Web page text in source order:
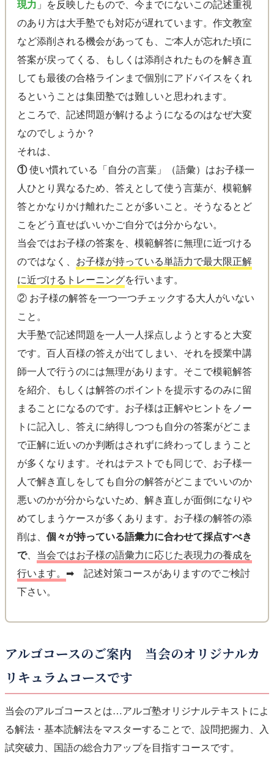
現力 」を反映したもので、今までにないこの記述重視
のあり方は大手塾でも対応が遅れています。作文教室
など添削される機会があっても、ご本人が忘れた頃に
答案が戻ってくる、もしくは添削されたものを解き直
しても最後の合格ラインまで個別にアドバイスをくれ
るということは集団塾では難しいと思われます。
ところで、記述問題が解けるようになるのはなぜ大変
なのでしょうか？
それは、
①使い慣れている「自分の言葉」（語彙）はお子様一
人ひとり異なるため、答えとして使う言葉が、模範解
答とかなりかけ離れたことが多いこと。そうなるとど
こをどう直せばいいかご自分では分からない。
当会ではお子様の答案を、模範解答に無理に近づける
のではなく、 お子様が持っている単語力で最大限正解
に近づけるトレーニングを行います。
② お子様の解答を一つ一つチェックする大人がいない
こと。
大手塾で記述問題を一人一人採点しようとすると大変
です。百人百様の答えが出てしまい、それを授業中講
師一人で行うのには無理があります。そこで模範解答
を紹介、もしくは解答のポイントを提示するのみに留
まることになるのです。お子様は正解やヒントをノー
トに記入し、答えに納得しつつも自分の答案がどこま
で正解に近いのか判断はされずに終わってしまうこと
が多くなります。それはテストでも同じで、お子様一
人で解き直しをしても自分の解答がどこまでいいのか
悪いのかが分からないため、解き直しが面倒になりや
めてしまうケースが多くあります。お子様の解答の添
削は、 個々が持っている語彙力に合わせて採点すべき
で、 当会ではお子様の語彙力に応じた表現力の養成を
行います。 ➡ 記述対策コースがありますのでご検討
下さい。
アルゴコースのご案内 当会のオリジナルカ
リキュラムコースです
当会のアルゴコースとは…アルゴ塾オリジナルテキストによ
る解法・基本読解法をマスターすることで、設問把握力、入
試突破力、国語の総合力アップを目指すコースです。